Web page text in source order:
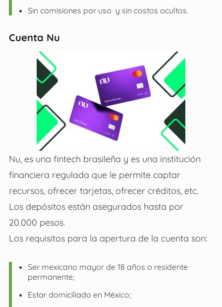
Sin comisiones por uso y sin costos ocultos.
Cuenta Nu
Nu, es una fintech brasileña y es una institución
financiera regulada que le permite captar
recursos, ofrecer tarjetas, ofrecer créditos, etc.
Los depósitos están asegurados hasta por
20.000 pesos.
Los requisitos para la apertura de la cuenta son:
Ser mexicano mayor de 18 años o residente
permanente;
Estar domiciliado en México;